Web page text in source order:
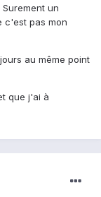
un
c'est pas mon
au même point
que j'ai à